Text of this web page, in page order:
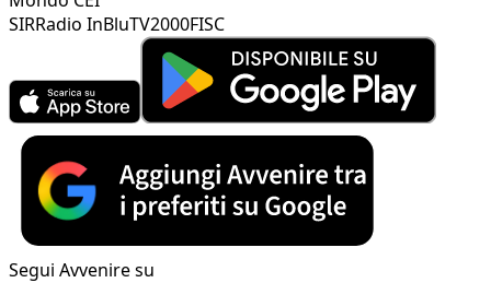
SIRRadio InBluTV2000FISC
Segui Avvenire su